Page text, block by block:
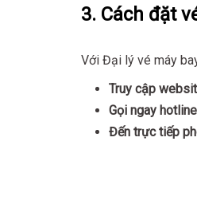
3. Cách đặt
Với Đại lý vé máy
Truy cập
Gọi ngay hotline
Đến trực tiếp